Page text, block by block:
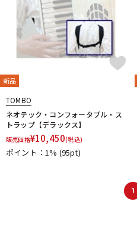
新品
TOMBO
ネオテック・コンフォータブル・ス
トラップ【デラックス】
販売価格¥10,450(税込)
ポイント：1% (95pt)
1